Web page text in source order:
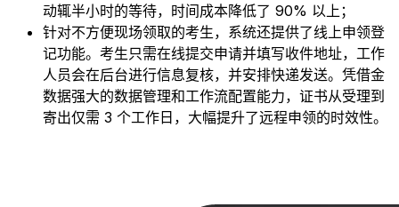
动辄半小时的等待，时间成本降低了 90% 以上；
针对不方便现场领取的考生，系统还提供了线上申领登
记功能。考生只需在线提交申请并填写收件地址，工作
人员会在后台进行信息复核，并安排快递发送。凭借金
数据强大的数据管理和工作流配置能力，证书从受理到
寄出仅需 3 个工作日，大幅提升了远程申领的时效性。